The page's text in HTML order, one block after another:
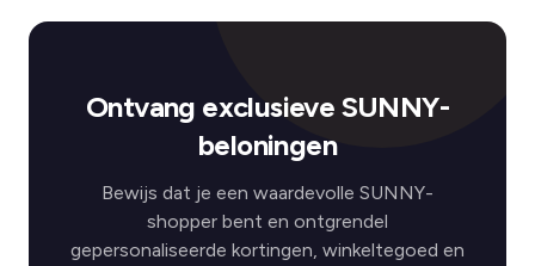
Ontvang exclusieve SUNNY-
beloningen
Bewijs dat je een waardevolle SUNNY-
shopper bent en ontgrendel
gepersonaliseerde kortingen, winkeltegoed en